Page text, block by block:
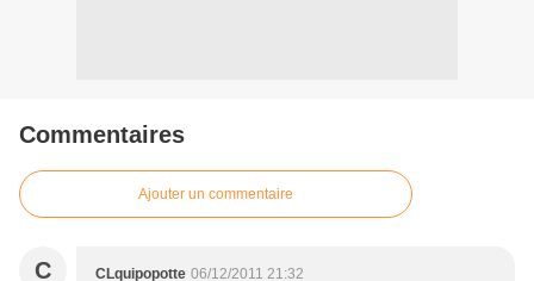
Commentaires
Ajouter un commentaire
C CLquipopotte 06/12/2011 21:32